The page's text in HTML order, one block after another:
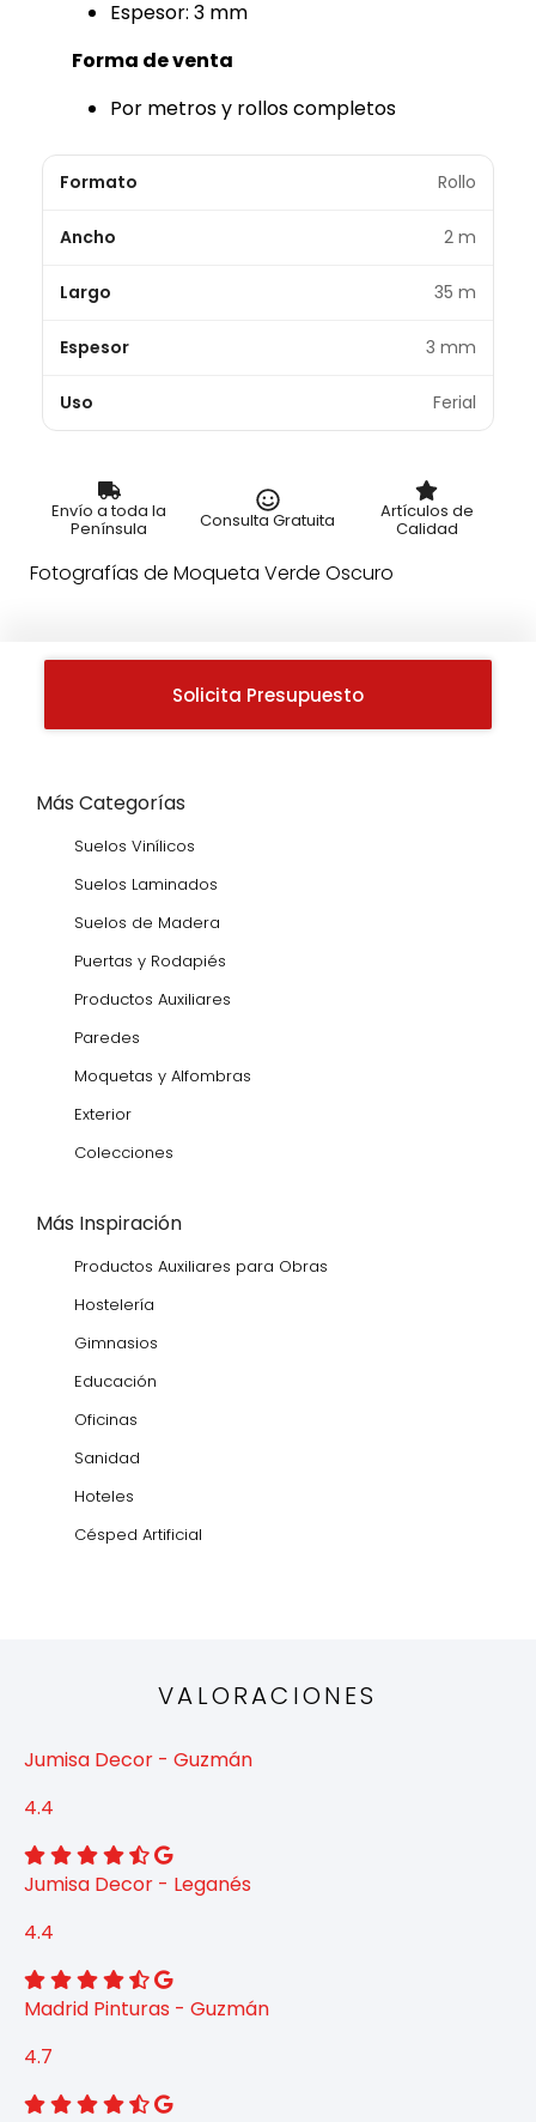
Espesor: 3 mm
Forma de venta
Por metros y rollos completos
Formato Rollo
Ancho 2 m
Largo 35 m
Espesor 3 mm
Uso Ferial
Envío a toda la
Península Consulta Gratuita Artículos de
Calidad
Fotografías de Moqueta Verde Oscuro
Solicita Presupuesto
Más Categorías
Suelos Vinílicos
Suelos Laminados
Suelos de Madera
Puertas y Rodapiés
Productos Auxiliares
Paredes
Moquetas y Alfombras
Exterior
Colecciones
Más Inspiración
Productos Auxiliares para Obras
Hostelería
Gimnasios
Educación
Oficinas
Sanidad
Hoteles
Césped Artificial
VALORACIONES
Jumisa Decor - Guzmán
4.4
Jumisa Decor - Leganés
4.4
Madrid Pinturas - Guzmán
4.7